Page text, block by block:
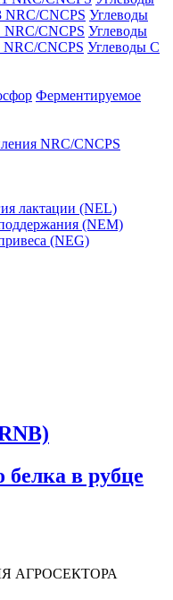
NRC/CNCPS Углеводы
NRC/CNCPS Углеводы
CNCPS Углеводы C
Ферментируемое
NRC/CNCPS
лактации (NEL)
(NEM)
(NEG)
в рубце
АГРОСЕКТОРА